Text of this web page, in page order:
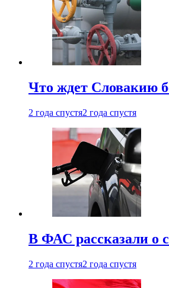
Что ждет Словакию
2 года спустя2 года спустя
В ФАС рассказали о
2 года спустя2 года спустя